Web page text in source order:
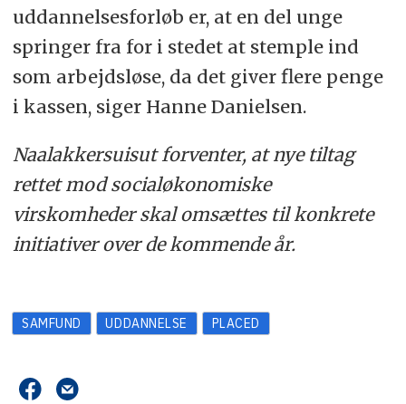
uddannelsesforløb er, at en del unge
springer fra for i stedet at stemple ind
som arbejdsløse, da det giver flere penge
i kassen, siger Hanne Danielsen.
Naalakkersuisut forventer, at nye tiltag
rettet mod socialøkonomiske
virskomheder skal omsættes til konkrete
initiativer over de kommende år.
SAMFUND UDDANNELSE PLACED